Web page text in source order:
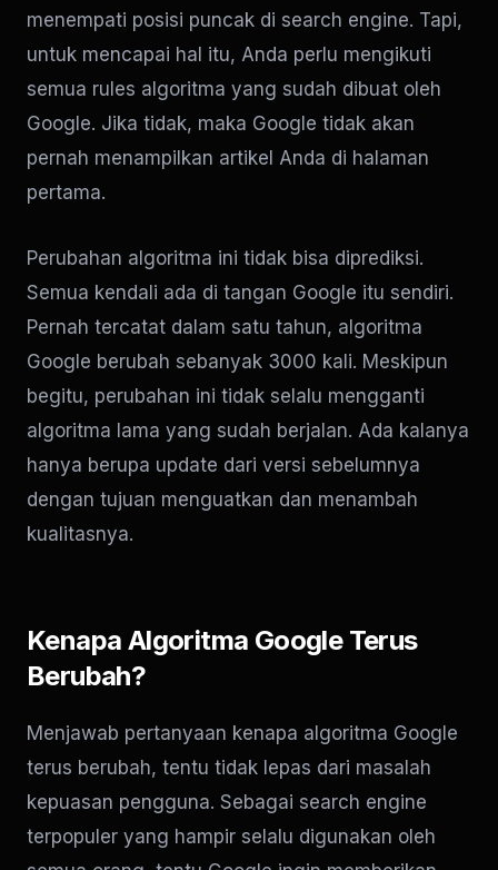
menempati posisi puncak di search engine. Tapi,
untuk mencapai hal itu, Anda perlu mengikuti
semua rules algoritma yang sudah dibuat oleh
Google. Jika tidak, maka Google tidak akan
pernah menampilkan artikel Anda di halaman
pertama.
Perubahan algoritma ini tidak bisa diprediksi.
Semua kendali ada di tangan Google itu sendiri.
Pernah tercatat dalam satu tahun, algoritma
Google berubah sebanyak 3000 kali. Meskipun
begitu, perubahan ini tidak selalu mengganti
algoritma lama yang sudah berjalan. Ada kalanya
hanya berupa update dari versi sebelumnya
dengan tujuan menguatkan dan menambah
kualitasnya.
Kenapa Algoritma Google Terus
Berubah?
Menjawab pertanyaan kenapa algoritma Google
terus berubah, tentu tidak lepas dari masalah
kepuasan pengguna. Sebagai search engine
terpopuler yang hampir selalu digunakan oleh